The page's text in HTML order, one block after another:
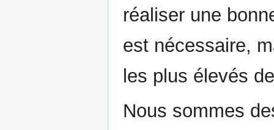
réaliser une
est nécessaire,
les plus élevés
Nous sommes